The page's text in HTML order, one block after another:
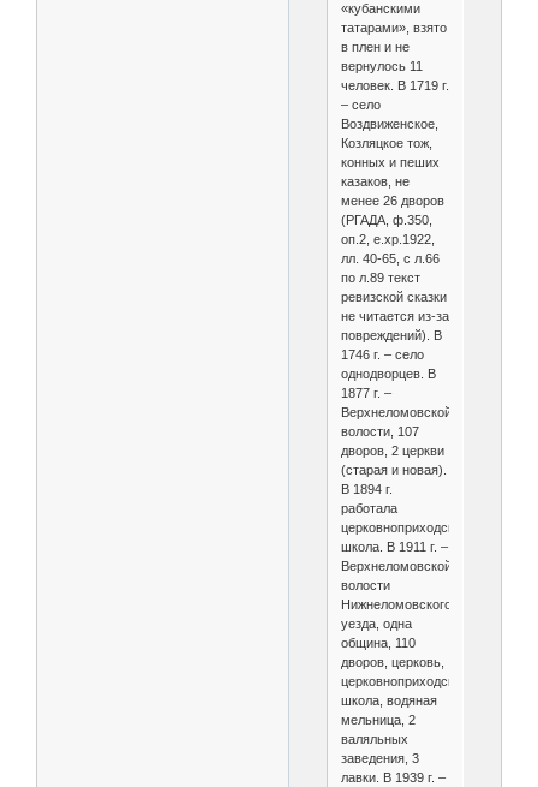
«кубанскими
татарами», взято
в плен и не
вернулось 11
человек. В 1719 г.
– село
Воздвиженское,
Козляцкое тож,
конных и пеших
казаков, не
менее 26 дворов
(РГАДА, ф.350,
оп.2, е.хр.1922,
лл. 40-65, с л.66
по л.89 текст
ревизской сказки
не читается из-за
повреждений). В
1746 г. – село
однодворцев. В
1877 г. –
Верхнеломовской
волости, 107
дворов, 2 церкви
(старая и новая).
В 1894 г.
работала
церковноприходская
школа. В 1911 г. –
Верхнеломовской
волости
Нижнеломовского
уезда, одна
община, 110
дворов, церковь,
церковноприходская
школа, водяная
мельница, 2
валяльных
заведения, 3
лавки. В 1939 г. –